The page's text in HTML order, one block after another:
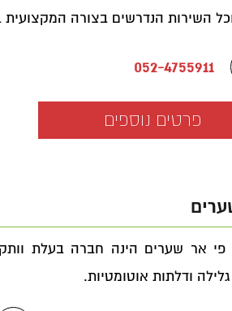
וכל השירות הנדרשים בצורה המקצועית
052-4755911
פרטים נוספים
אר שערים הינה חברה בעלת
ודלתות אוטומטיות.